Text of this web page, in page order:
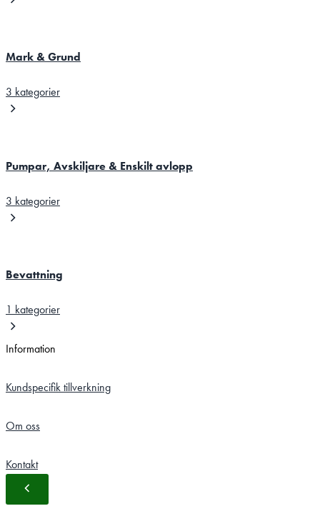
Mark & Grund
3 kategorier
Pumpar, Avskiljare & Enskilt avlopp
3 kategorier
Bevattning
1 kategorier
Information
Kundspecifik tillverkning
Om oss
Kontakt